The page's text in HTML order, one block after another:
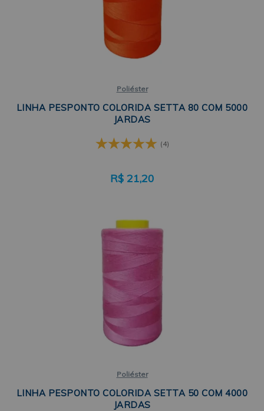
Poliéster
LINHA PESPONTO COLORIDA SETTA 80 COM 5000
JARDAS
(4)
R$ 21,20
Poliéster
LINHA PESPONTO COLORIDA SETTA 50 COM 4000
JARDAS